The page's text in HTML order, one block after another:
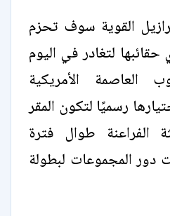
القوية سوف تحزم
لتغادر في اليوم
العاصمة الأمريكية
رسميًا لتكون المقر
الفراعنة طوال فترة
دور المجموعات لبطولة